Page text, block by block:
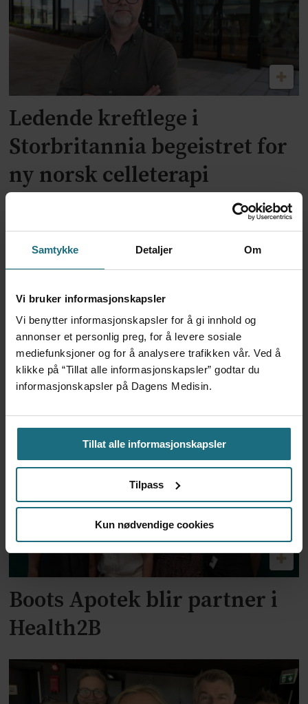
Samtykke Detaljer Om
Vi bruker informasjonskapsler
Vi benytter informasjonskapsler for å gi innhold og
annonser et personlig preg, for å levere sosiale
mediefunksjoner og for å analysere trafikken vår. Ved å
klikke på “Tillat alle informasjonskapsler” godtar du
informasjonskapsler på Dagens Medisin.
Tillat alle informasjonskapsler
Tilpass
Kun nødvendige cookies
Ledende kreftlege i
Storbritannia begeistret for
ny norsk celleterapi
Dag Årsland hedret med
internasjonal
demensforskningspris
Boots Apotek blir partner i
Health2B